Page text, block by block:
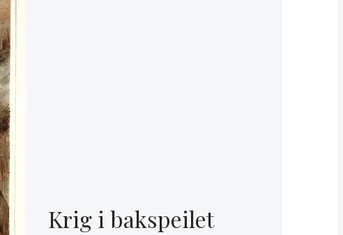
Krig i bakspeilet